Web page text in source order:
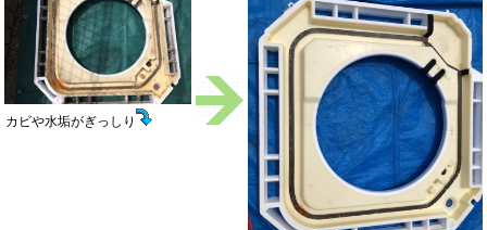
カビや水垢がぎっしり